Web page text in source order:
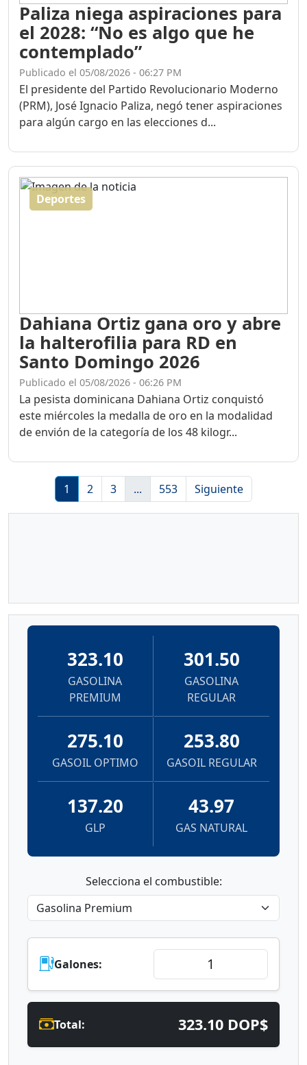
Paliza niega aspiraciones para
el 2028: “No es algo que he
contemplado”
Publicado el 05/08/2026 - 06:27 PM
El presidente del Partido Revolucionario Moderno
(PRM), José Ignacio Paliza, negó tener aspiraciones
para algún cargo en las elecciones d...
Deportes
Dahiana Ortiz gana oro y abre
la halterofilia para RD en
Santo Domingo 2026
Publicado el 05/08/2026 - 06:26 PM
La pesista dominicana Dahiana Ortiz conquistó
este miércoles la medalla de oro en la modalidad
de envión de la categoría de los 48 kilogr...
1 2 3 ... 553 Siguiente
323.10
GASOLINA
PREMIUM
301.50
GASOLINA
REGULAR
275.10
GASOIL OPTIMO
253.80
GASOIL REGULAR
137.20
GLP
43.97
GAS NATURAL
Selecciona el combustible:
Galones:
Total: 323.10 DOP$